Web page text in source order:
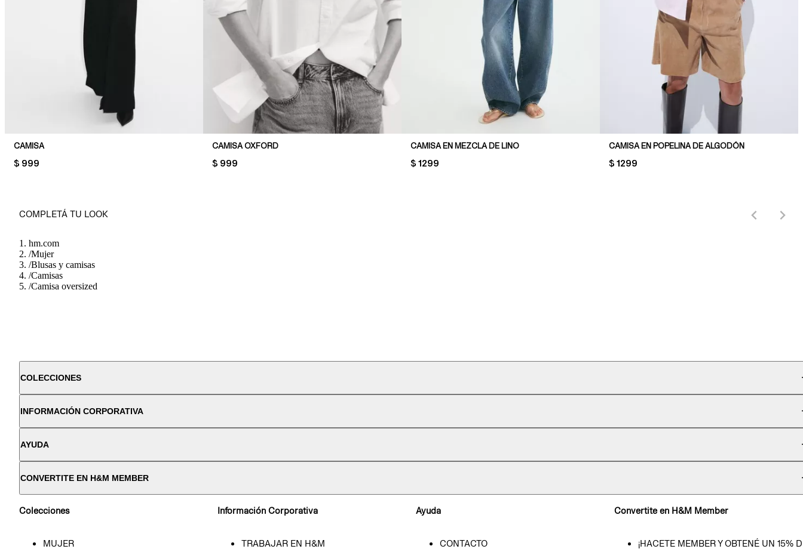
CAMISA
PRICE:
$ 999
CAMISA OXFORD
PRICE:
$ 999
CAMISA EN MEZCLA DE LINO
PRICE:
$ 1299
CAMISA EN POPELINA DE ALGODÓN
PRICE:
$ 1299
COMPLETÁ TU LOOK
hm.com
/Mujer
/Blusas y camisas
/Camisas
/Camisa oversized
COLECCIONES
INFORMACIÓN CORPORATIVA
AYUDA
CONVERTITE EN H&M MEMBER
Colecciones
MUJER
Información Corporativa
TRABAJAR EN H&M
Ayuda
CONTACTO
Convertite en H&M Member
¡HACETE MEMBER Y OBTENÉ UN 15%